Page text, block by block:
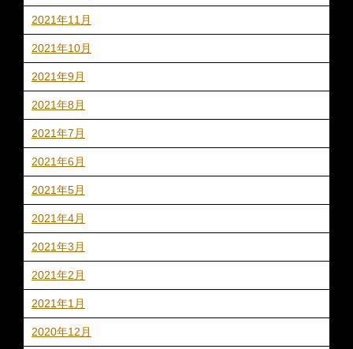
2021年11月
2021年10月
2021年9月
2021年8月
2021年7月
2021年6月
2021年5月
2021年4月
2021年3月
2021年2月
2021年1月
2020年12月